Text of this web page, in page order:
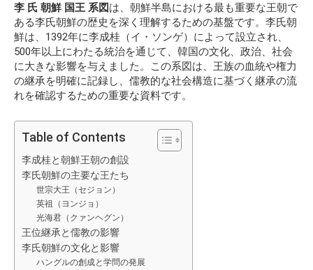
李 氏 朝鮮 国王 系図は、朝鮮半島における最も重要な王朝で
ある李氏朝鮮の歴史を深く理解するための基盤です。李氏朝
鮮は、1392年に李成桂（イ・ソンゲ）によって設立され、
500年以上にわたる統治を通じて、韓国の文化、政治、社会
に大きな影響を与えました。この系図は、王族の血統や権力
の継承を明確に記録し、儒教的な社会構造に基づく継承の流
れを確認するための重要な資料です。
Table of Contents
李成桂と朝鮮王朝の創設
李氏朝鮮の主要な王たち
世宗大王（セジョン）
英祖（ヨンジョ）
光海君（クァンヘグン）
王位継承と儒教の影響
李氏朝鮮の文化と影響
ハングルの創成と学問の発展